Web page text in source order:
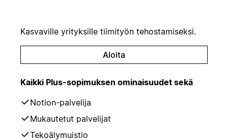
Kasvaville yrityksille tiimityön tehostamiseksi.
Aloita
Kaikki Plus-sopimuksen ominaisuudet sekä
Notion-palvelija
Mukautetut palvelijat
Tekoälymuistio